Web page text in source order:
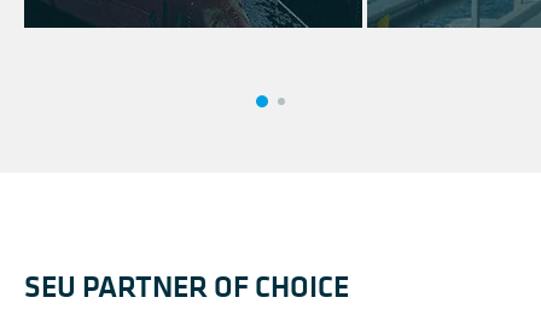
SEU PARTNER OF CHOICE